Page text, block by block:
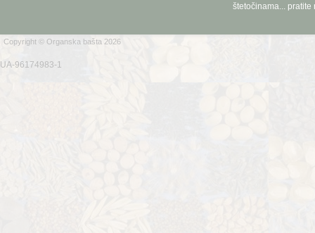
štetočinama... pratite
Copyright © Organska bašta 2026
UA-96174983-1